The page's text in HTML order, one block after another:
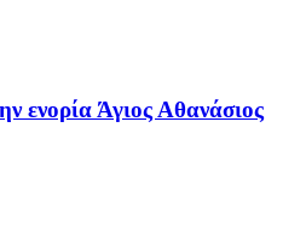
ενορία Άγιος Αθανάσιος